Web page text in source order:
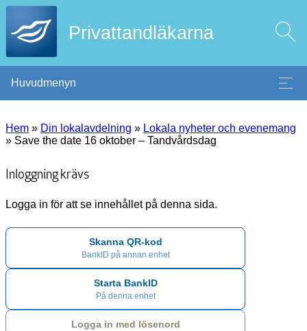
Privattandläkarna
Huvudmenyn
Hem » Din lokalavdelning » Lokala nyheter och evenemang
» Save the date 16 oktober – Tandvårdsdag
Inloggning krävs
Logga in för att se innehållet på denna sida.
Skanna QR-kod
BankID på annan enhet
Starta BankID
På denna enhet
Logga in med lösenord